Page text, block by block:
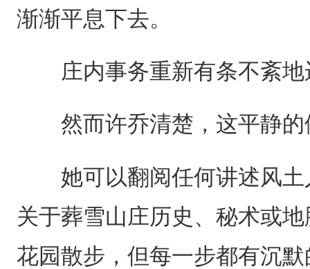
渐渐平息下去。
庄内事务重新有条不紊地
然而许乔清楚，这平静的
她可以翻阅任何讲述风土
关于葬雪山庄历史、秘术或
花园散步，但每一步都有沉